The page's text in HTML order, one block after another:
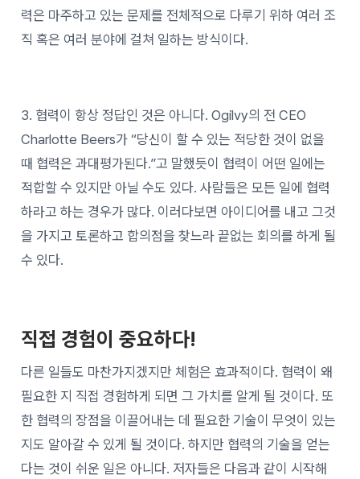
력은 마주하고 있는 문제를 전체적으로 다루기 위하 여러 조
직 혹은 여러 분야에 걸쳐 일하는 방식이다.
3. 협력이 항상 정답인 것은 아니다. Ogilvy의 전 CEO
Charlotte Beers가 “당신이 할 수 있는 적당한 것이 없을
때 협력은 과대평가된다.”고 말했듯이 협력이 어떤 일에는
적합할 수 있지만 아닐 수도 있다. 사람들은 모든 일에 협력
하라고 하는 경우가 많다. 이러다보면 아이디어를 내고 그것
을 가지고 토론하고 합의점을 찾느라 끝없는 회의를 하게 될
수 있다.
직접 경험이 중요하다!
다른 일들도 마찬가지겠지만 체험은 효과적이다. 협력이 왜
필요한 지 직접 경험하게 되면 그 가치를 알게 될 것이다. 또
한 협력의 장점을 이끌어내는 데 필요한 기술이 무엇이 있는
지도 알아갈 수 있게 될 것이다. 하지만 협력의 기술을 얻는
다는 것이 쉬운 일은 아니다. 저자들은 다음과 같이 시작해